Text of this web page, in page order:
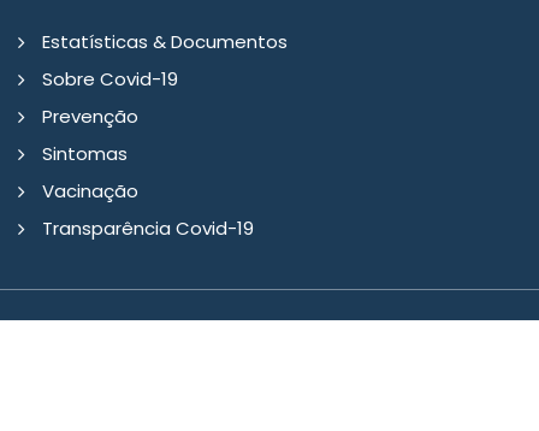
Estatísticas & Documentos
Sobre Covid-19
Prevenção
Sintomas
Vacinação
Transparência Covid-19